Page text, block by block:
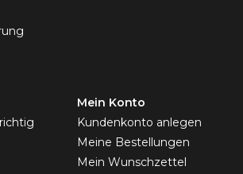
Mein Konto
Kundenkonto anlegen
Meine Bestellungen
Mein Wunschzettel